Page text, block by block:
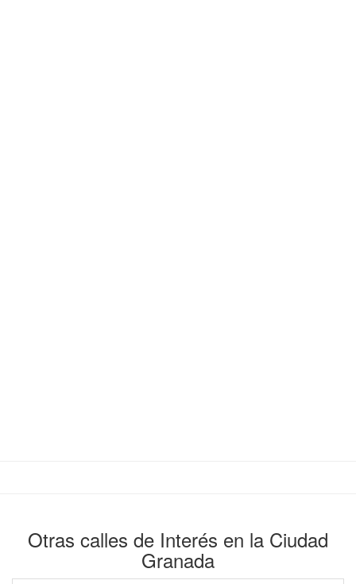
Otras calles de Interés en la Ciudad
Granada